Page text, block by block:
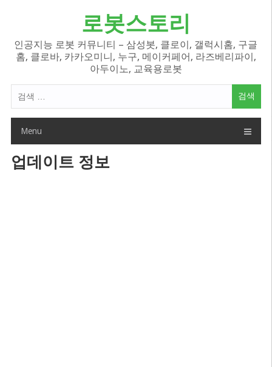
로봇스토리
인공지능 로봇 커뮤니티 – 삼성봇, 클로이, 갤럭시홈, 구글
홈, 클로바, 카카오미니, 누구, 메이커페어, 라즈베리파이,
아두이노, 교육용로봇
색
Menu
업데이트 정보